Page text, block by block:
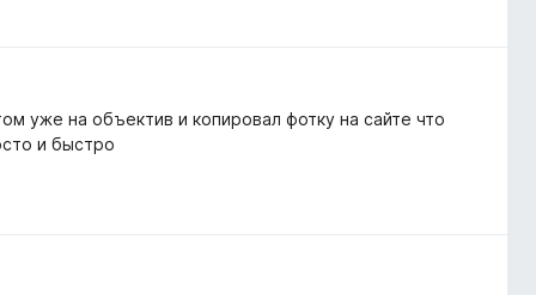
уже на объектив и копировал фотку на сайте что
и быстро